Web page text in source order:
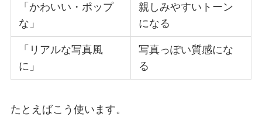
「かわいい・ポップ
な」
親しみやすいトーン
になる
「リアルな写真風
に」
写真っぽい質感にな
る
たとえばこう使います。